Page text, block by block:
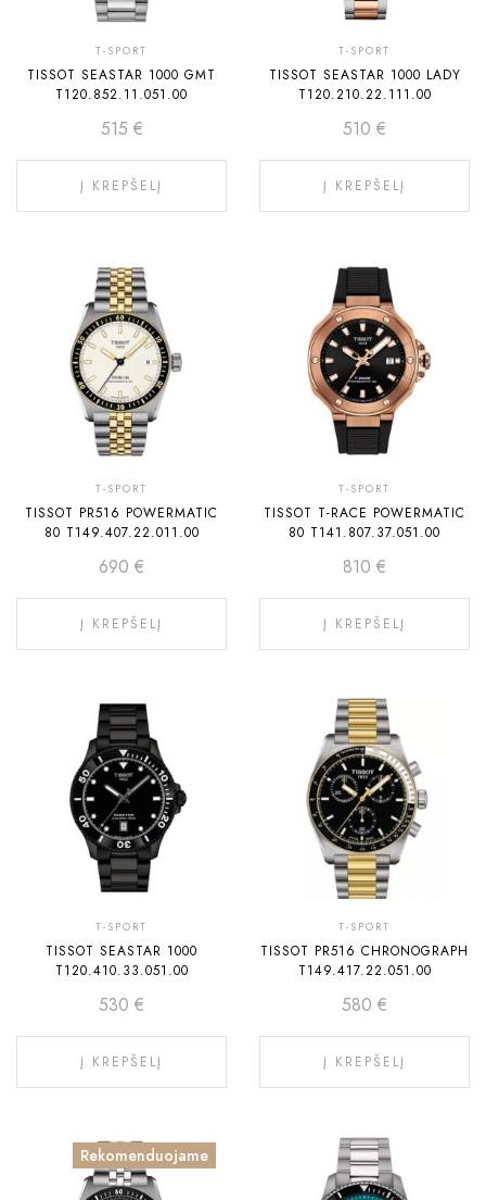
T-SPORT
TISSOT SEASTAR 1000 GMT
T120.852.11.051.00
515 €
Į KREPŠELĮ
T-SPORT
TISSOT SEASTAR 1000 LADY
T120.210.22.111.00
510 €
Į KREPŠELĮ
T-SPORT
TISSOT PR516 POWERMATIC
80 T149.407.22.011.00
690 €
Į KREPŠELĮ
T-SPORT
TISSOT T-RACE POWERMATIC
80 T141.807.37.051.00
810 €
Į KREPŠELĮ
T-SPORT
TISSOT SEASTAR 1000
T120.410.33.051.00
530 €
Į KREPŠELĮ
T-SPORT
TISSOT PR516 CHRONOGRAPH
T149.417.22.051.00
580 €
Į KREPŠELĮ
Rekomenduojame